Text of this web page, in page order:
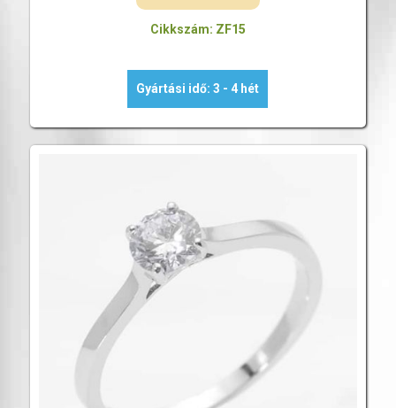
Cikkszám: ZF15
Gyártási idő: 3 - 4 hét